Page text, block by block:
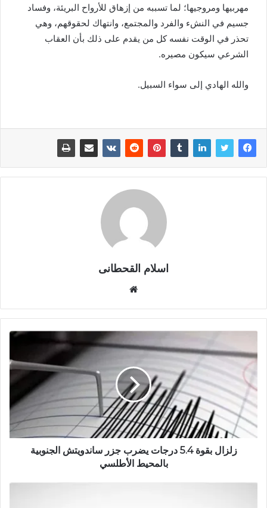
مهربيها ومروجيها؛ لما تسببه من إزهاق للأرواح البريئة، وفساد
جسيم في النشء والفرد والمجتمع، وانتهاك لحقوقهم، وهي
تحذر في الوقت نفسه كل من يقدم على ذلك بأن العقاب
الشرعي سيكون مصيره.
والله الهادي إلى سواء السبيل.
اسلام القحطانى
ق
ع
ا
و
ي
ب
زلزال بقوة 5.4 درجات يضرب جزر ساندويتش الجنوبية
بالمحيط الأطلسي